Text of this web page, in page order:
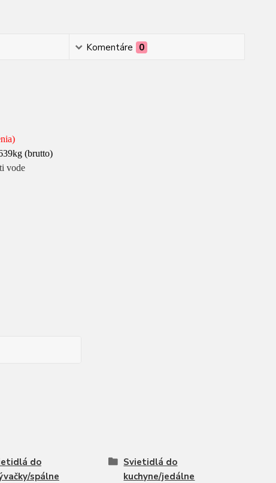
Komentáre 0
(brutto)
vode
do
spálne
Svietidlá do
kuchyne/jedálne